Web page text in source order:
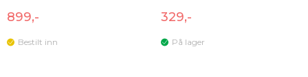
899,-
Bestilt inn
329,-
På lager